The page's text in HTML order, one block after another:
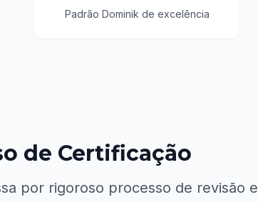
Padrão Dominik de excelência
de Certificação
por rigoroso processo de revisão e